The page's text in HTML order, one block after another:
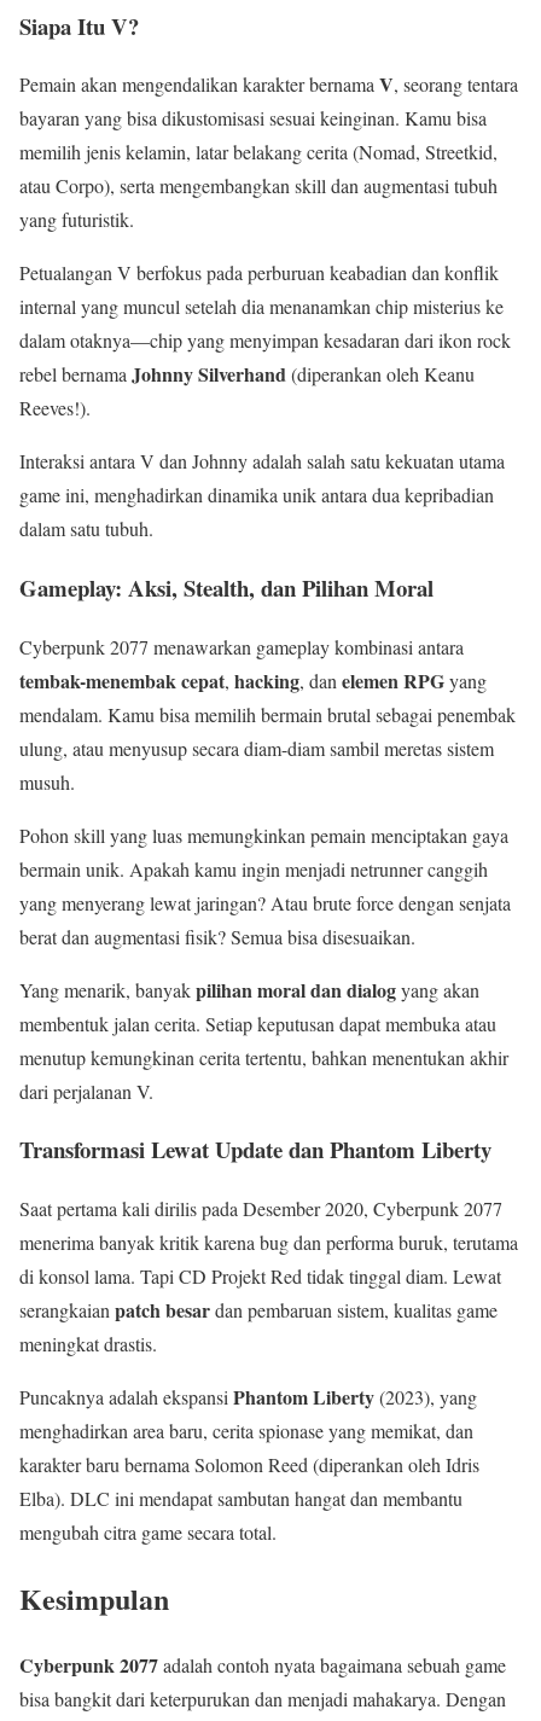
Siapa Itu V?
Pemain akan mengendalikan karakter bernamaV, seorang tentara
bayaran yang bisa dikustomisasi sesuai keinginan. Kamu bisa
memilih jenis kelamin, latar belakang cerita (Nomad, Streetkid,
atau Corpo), serta mengembangkan skill dan augmentasi tubuh
yang futuristik.
Petualangan V berfokus pada perburuan keabadian dan konflik
internal yang muncul setelah dia menanamkan chip misterius ke
dalam otaknya—chip yang menyimpan kesadaran dari ikon rock
rebel bernamaJohnny Silverhand(diperankan oleh Keanu
Reeves!).
Interaksi antara V dan Johnny adalah salah satu kekuatan utama
game ini, menghadirkan dinamika unik antara dua kepribadian
dalam satu tubuh.
Gameplay: Aksi, Stealth, dan Pilihan Moral
Cyberpunk 2077 menawarkan gameplay kombinasi antara
tembak-menembak cepat, hacking, dan elemen RPGyang
mendalam. Kamu bisa memilih bermain brutal sebagai penembak
ulung, atau menyusup secara diam-diam sambil meretas sistem
musuh.
Pohon skill yang luas memungkinkan pemain menciptakan gaya
bermain unik. Apakah kamu ingin menjadi netrunner canggih
yang menyerang lewat jaringan? Atau brute force dengan senjata
berat dan augmentasi fisik? Semua bisa disesuaikan.
Yang menarik, banyakpilihan moral dan dialogyang akan
membentuk jalan cerita. Setiap keputusan dapat membuka atau
menutup kemungkinan cerita tertentu, bahkan menentukan akhir
dari perjalanan V.
Transformasi Lewat Update dan Phantom Liberty
Saat pertama kali dirilis pada Desember 2020, Cyberpunk 2077
menerima banyak kritik karena bug dan performa buruk, terutama
di konsol lama. Tapi CD Projekt Red tidak tinggal diam. Lewat
serangkaian patch besardan pembaruan sistem, kualitas game
meningkat drastis.
Puncaknya adalah ekspansi Phantom Liberty(2023), yang
menghadirkan area baru, cerita spionase yang memikat, dan
karakter baru bernama Solomon Reed (diperankan oleh Idris
Elba). DLC ini mendapat sambutan hangat dan membantu
mengubah citra game secara total.
Kesimpulan
Cyberpunk 2077adalah contoh nyata bagaimana sebuah game
bisa bangkit dari keterpurukan dan menjadi mahakarya. Dengan